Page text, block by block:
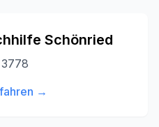
Schönried
3778
→